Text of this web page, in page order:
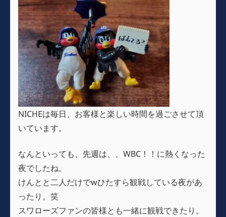
NICHEは毎日、お客様と楽しい時間を過ごさせて頂
いています。
なんといっても、先週は、、WBC！！に熱くなった
夜でしたね。
けんとと二人だけでwひたすら観戦している夜があ
ったり。笑
スワローズファンの皆様とも一緒に観戦できたり。